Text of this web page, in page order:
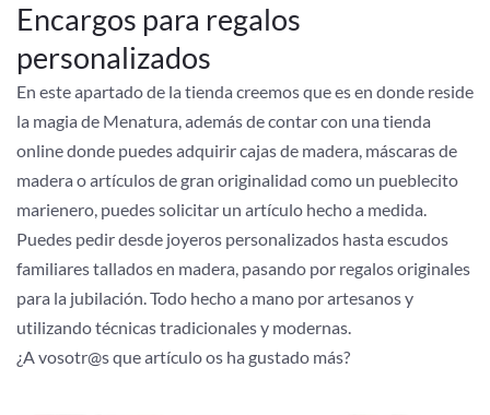
Encargos para regalos
personalizados
En este apartado de la tienda creemos que es en donde reside
la magia de Menatura, además de contar con una tienda
online donde puedes adquirir cajas de madera, máscaras de
madera o artículos de gran originalidad como un pueblecito
marienero, puedes solicitar un artículo hecho a medida.
Puedes pedir desde joyeros personalizados hasta escudos
familiares tallados en madera, pasando por regalos originales
para la jubilación. Todo hecho a mano por artesanos y
utilizando técnicas tradicionales y modernas.
¿A vosotr@s que artículo os ha gustado más?